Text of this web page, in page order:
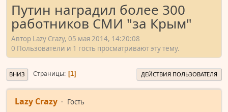
Путин наградил более 300
работников СМИ "за Крым"
Автор Lazy Crazy, 05 мая 2014, 14:20:08
0 Пользователи и 1 гость просматривают эту тему.
ВНИЗ Страницы 1 ДЕЙСТВИЯ ПОЛЬЗОВАТЕЛЯ
Lazy Crazy Гость